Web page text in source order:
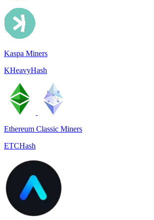
Kaspa Miners
KHeavyHash
Ethereum Classic Miners
ETCHash